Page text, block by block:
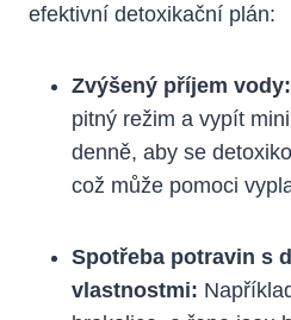
efektivní detoxikační plán:
Zvýšený​ příjem vody:
pitný režim a vypít
denně, aby⁢ se
což ⁢může pomoci
Spotřeba​ potravin s
vlastnostmi: